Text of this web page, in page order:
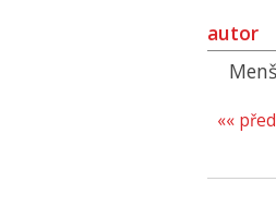
autor
Menš
««